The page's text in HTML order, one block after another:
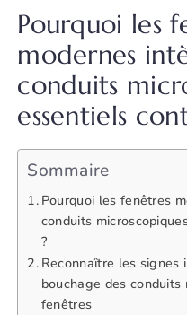
Pourquoi les
modernes
conduits
essentiels
Sommaire
Pourquoi les fenêtres
conduits
?
Reconnaître les signes
bouchage des conduits
fenêtres